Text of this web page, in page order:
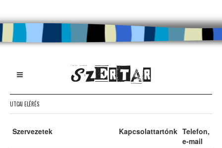
UTCAI ELÉRÉS
Szervezetek Kapcsolattartónk Telefon,
e-mail